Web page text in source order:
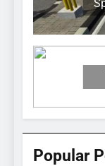
Popular
27
1